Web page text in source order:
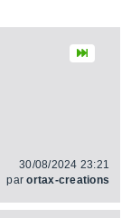
30/08/2024 23:21
parortax-creations